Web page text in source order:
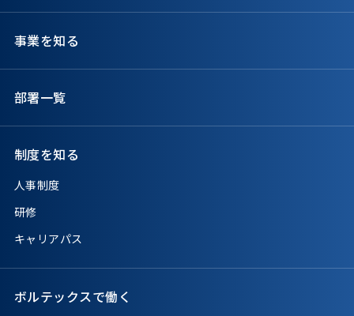
事業を知る
部署一覧
制度を知る
人事制度
研修
キャリアパス
ボルテックスで働く